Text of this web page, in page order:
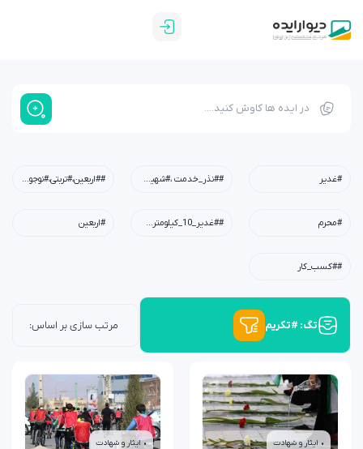
#غدیر ##نذر_خدمت ،#شهیدابراهیم_رئیسی،#شهید_خدمت،#معلم،#دبستان،#چله_خدمت ##اربعین،#تربتی،#نوجوان،#امید،#کربلا،#خانواده،#فرهنگی
#محرم ##غدیر_10_کیلومتری،#عید_غدیر،#کودکان،#نوجوانان،#جوانان،#محله،#خانوادگی،#مسجد،#امام_علی(ع) #اربعین
##کسب_کار
تگ: #تکریم
• ایثار و شهادت • ایثار و شهادت